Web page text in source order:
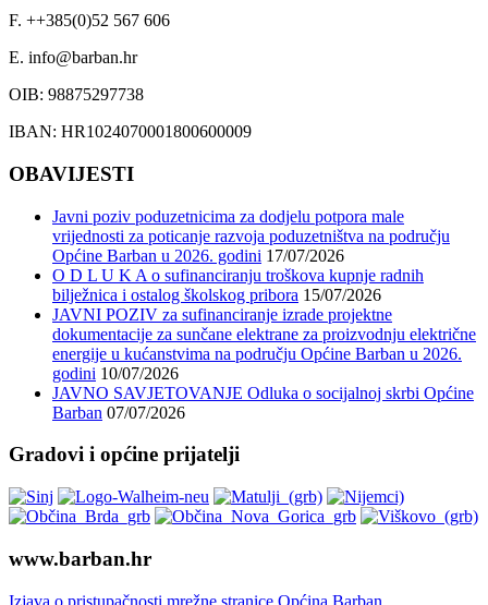
F. ++385(0)52 567 606
E. info@barban.hr
OIB: 98875297738
IBAN: HR1024070001800600009
OBAVIJESTI
Javni poziv poduzetnicima za dodjelu potpora male
vrijednosti za poticanje razvoja poduzetništva na području
Općine Barban u 2026. godini 17/07/2026
O D L U K A o sufinanciranju troškova kupnje radnih
bilježnica i ostalog školskog pribora 15/07/2026
JAVNI POZIV za sufinanciranje izrade projektne
dokumentacije za sunčane elektrane za proizvodnju električne
energije u kućanstvima na području Općine Barban u 2026.
godini 10/07/2026
JAVNO SAVJETOVANJE Odluka o socijalnoj skrbi Općine
Barban 07/07/2026
Gradovi i općine prijatelji
www.barban.hr
Izjava o pristupačnosti mrežne stranice Općina Barban